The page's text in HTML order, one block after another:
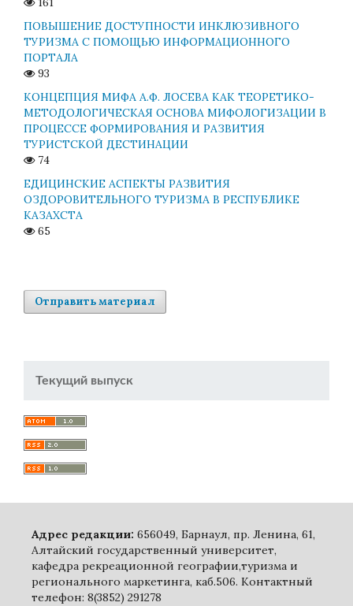
ПОВЫШЕНИЕ ДОСТУПНОСТИ ИНКЛЮЗИВНОГО
ТУРИЗМА С ПОМОЩЬЮ ИНФОРМАЦИОННОГО
ПОРТАЛА
93
КОНЦЕПЦИЯ МИФА А.Ф. ЛОСЕВА КАК ТЕОРЕТИКО-
МЕТОДОЛОГИЧЕСКАЯ ОСНОВА МИФОЛОГИЗАЦИИ В
ПРОЦЕССЕ ФОРМИРОВАНИЯ И РАЗВИТИЯ
ТУРИСТСКОЙ ДЕСТИНАЦИИ
74
ЕДИЦИНСКИЕ АСПЕКТЫ РАЗВИТИЯ
ОЗДОРОВИТЕЛЬНОГО ТУРИЗМА В РЕСПУБЛИКЕ
КАЗАХСТА
65
Отправить материал
Текущий выпуск
Адрес редакции: 656049, Барнаул, пр. Ленина, 61,
Алтайский государственный университет,
кафедра рекреационной географии,туризма и
регионального маркетинга, каб.506. Контактный
телефон: 8(3852) 291278